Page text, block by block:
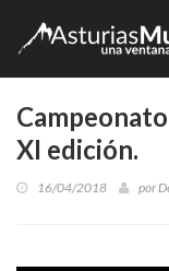
XI edición.
16/04/2018 por